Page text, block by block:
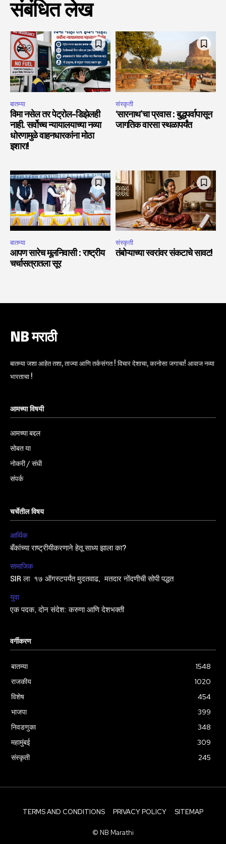
संबंधित लेख
बातम्या
विमा नसेल तर पेट्रोल-डिझेलही
नाही. सर्वोच्च न्यायालयाच्या नव्या
धोरणामुळे वाहनधारकांना मोठा
इशारा!
संस्कृती
‘सारनाथ’चा प्रवास : बुद्धपर्वापासून
जागतिक वारसा स्थळापर्यंत
बातम्या
आपण सारेच मूलनिवासी : राष्ट्रीय
चर्चासत्रातला सूर
संस्कृती
तंबोऱ्याच्या स्वरांवर संकटाचे सावट!
NB मराठी
बातम्या जशा आहेत तशा, ताज्या आणि तर्कसंगत ! विचार देशाचा, कानोसा जगाचा! आवाज नव्या
भारताचा !
आमच्या विषयी
आमच्या बद्दल
सोबत या
नोकरी / संधी
संपर्क
चर्चेतील विषय
आर्थिक
बँकांच्या राष्ट्रीयीकरणाने हेतू साध्य झाला का?
सामाजिक
SIR ला १७ ऑगस्टपर्यंत मुदतवाढ, मतदार नोंदणीची सोपी पद्धत
युवा
एक पदक, दोन संदेश: करुणा आणि देशभक्ती
वर्गीकरण
बातम्या
1548
राजकीय
1020
विशेष
454
भाजपा
399
निवडणुका
348
महामुंबई
309
संस्कृती
245
TERMS AND CONDITIONS PRIVACY POLICY SITEMAP
© NB Marathi